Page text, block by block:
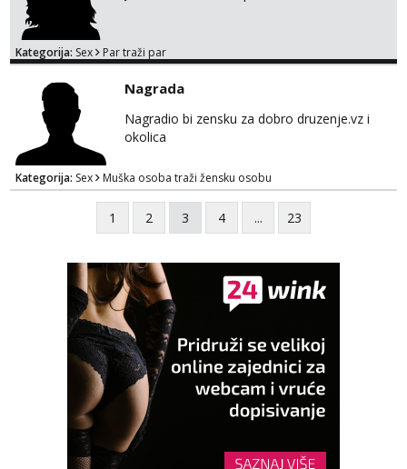
Kategorija: Sex Par traži par
Nagrada
Nagradio bi zensku za dobro druzenje.vz i
okolica
Kategorija: Sex Muška osoba traži žensku osobu
1 2 3 4 ... 23